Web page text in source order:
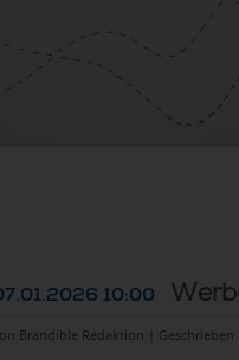
10:00
Brandible Redaktion | Geschrieben